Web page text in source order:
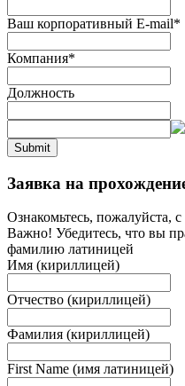
Ваш корпоративный E-mail*
Компания*
Должность
Submit
Заявка на
Ознакомьтесь, пожалуйста,
Важно! Убедитесь, что вы
фамилию латиницей
Имя (кириллицей)
Отчество (кириллицей)
Фамилия (кириллицей)
First Name (имя латиницей)